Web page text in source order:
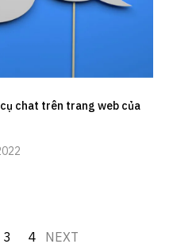
chat trên trang web của
3 4 NEXT